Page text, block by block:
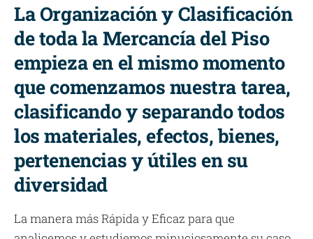
La Organización y Clasificación
de toda la Mercancía del Piso
empieza en el mismo momento
que comenzamos nuestra tarea,
clasificando y separando todos
los materiales, efectos, bienes,
pertenencias y útiles en su
diversidad
La manera más Rápida y Eficaz para que